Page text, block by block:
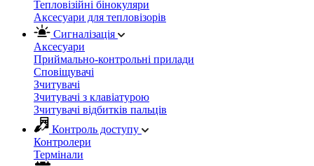
Тепловізійні бінокуляри
Аксесуари для тепловізорів
Сигналізація
Аксесуари
Приймально-контрольні прилади
Сповіщувачі
Зчитувачі
Зчитувачі з клавіатурою
Зчитувачі відбитків пальців
Контроль доступу
Контролери
Термінали